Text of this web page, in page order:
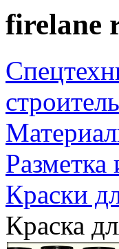
firelane
Разметка
Краски
Краска